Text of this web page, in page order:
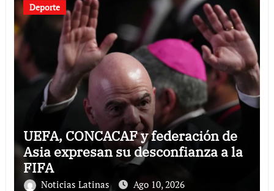
Deporte
UEFA, CONCACAF y federación de
Asia expresan su desconfianza a la
FIFA
Noticias Latinas Ago 10, 2026